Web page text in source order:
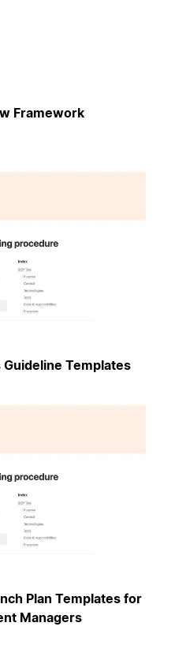
Framework
Templates
Plan Templates for
Managers